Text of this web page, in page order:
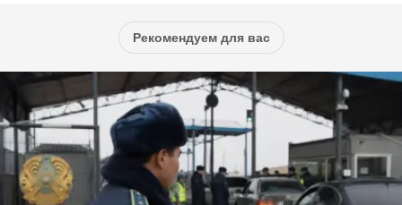
Рекомендуем для вас